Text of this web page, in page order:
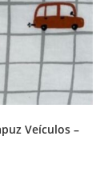
Veículos –